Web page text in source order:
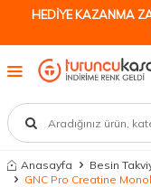
HEDİYE KAZANMA
Anasayfa Besin
GNC Pro Creatine